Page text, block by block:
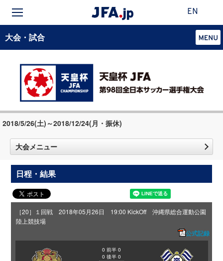
EN
大会・試合
2018/5/26(土)～2018/12/24(月・振休)
大会メニュー
日程・結果
［20］１回戦 2018年05月26日 19:00 KickOff 沖縄県総合運動公園
陸上競技場
公式記録
0 前半 0
0 後半 0